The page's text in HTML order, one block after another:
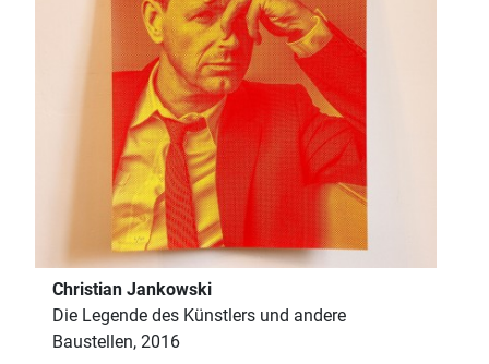
Christian Jankowski
Die Legende des Künstlers und andere
Baustellen, 2016